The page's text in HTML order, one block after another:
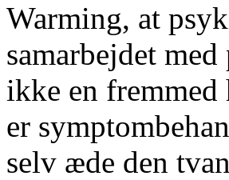
Warming, at
samarbejdet
ikke en
er
selv æde den